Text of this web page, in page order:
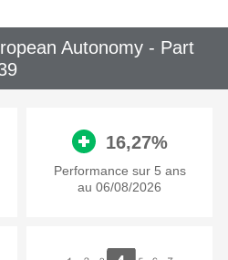
Autonomy - Part
16,27%
Performance sur 5 ans
au 06/08/2026